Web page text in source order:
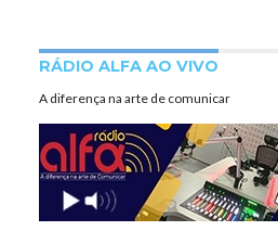
RÁDIO ALFA AO VIVO
A diferença na arte de comunicar